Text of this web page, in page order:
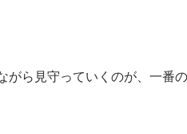
ら見守っていくのが、一番